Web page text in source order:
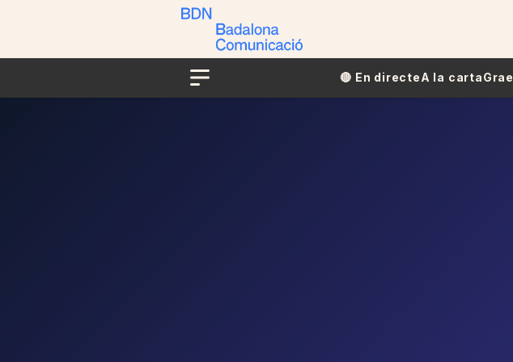
Menu
🔴​​ En directeA la carta